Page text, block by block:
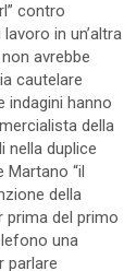
contro
in un’altra
avrebbe
cautelare
indagini hanno
della
nella duplice
Martano “il
della
prima del primo
una
parlare